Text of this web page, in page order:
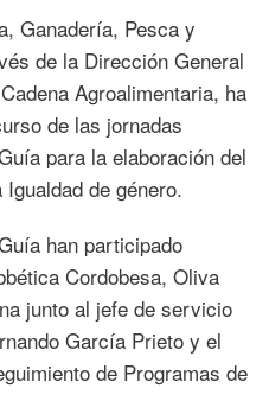
Ganadería, Pesca y
de la Dirección General
Agroalimentaria, ha
de las jornadas
para la elaboración del
de género.
han participado
Cordobesa, Oliva
junto al jefe de servicio
García Prieto y el
de Programas de